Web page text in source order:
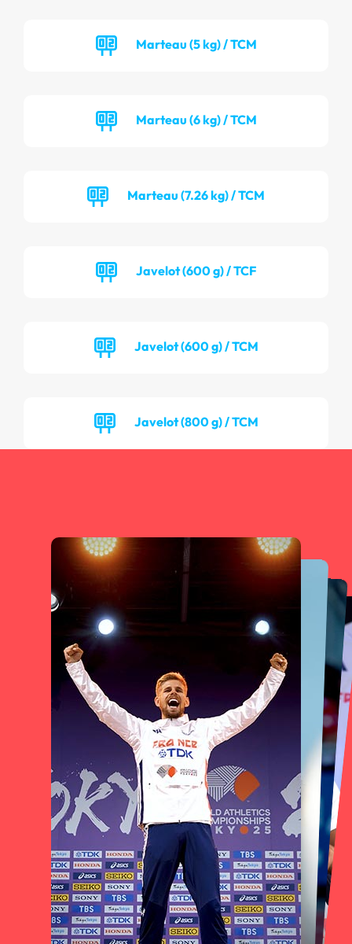
Marteau (5 kg) / TCM
Marteau (6 kg) / TCM
Marteau (7.26 kg) / TCM
Javelot (600 g) / TCF
Javelot (600 g) / TCM
Javelot (800 g) / TCM